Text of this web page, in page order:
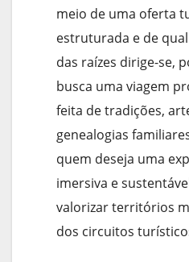
meio de uma oferta
estruturada e de
das raízes dirige-se,
busca uma viagem
feita de tradições,
genealogias
quem deseja uma
imersiva e
valorizar territórios
dos circuitos